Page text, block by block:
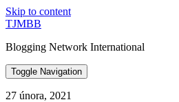
Skip to content
TJMBB
Blogging Network International
Toggle Navigation
27 února, 2021